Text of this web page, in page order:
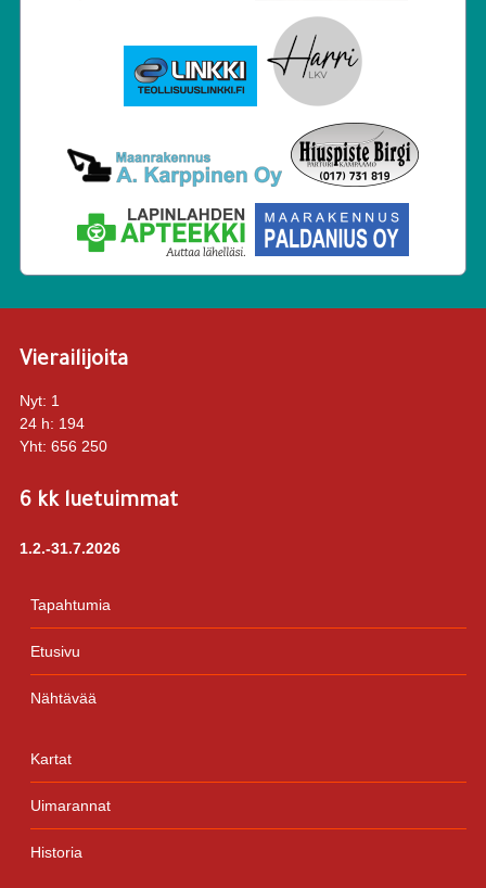
Vierailijoita
Nyt: 1
24 h: 194
Yht: 656 250
6 kk luetuimmat
1.2.-31.7.2026
Tapahtumia
Etusivu
Nähtävää
Kartat
Uimarannat
Historia